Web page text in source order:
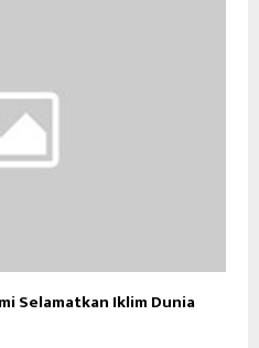
Selamatkan Iklim Dunia